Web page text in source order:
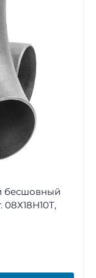
бесшовный
08Х18Н10Т,